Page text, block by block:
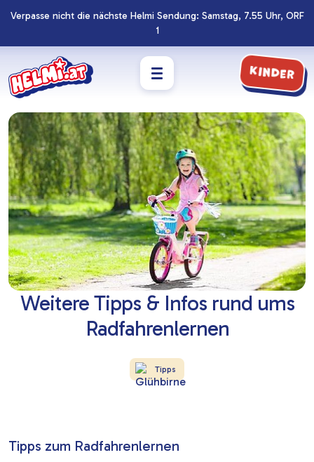
Navigation
Zum
Verpasse nicht die nächste Helmi Sendung: Samstag, 7.55 Uhr, ORF
1
Kinder
Weitere Tipps & Infos rund ums
Radfahrenlernen
Tipps
Tipps zum Radfahrenlernen